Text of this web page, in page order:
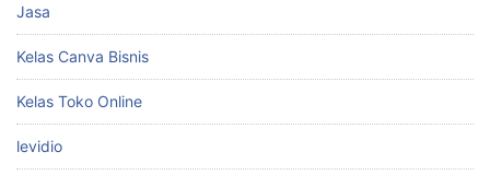
Jasa
Kelas Canva Bisnis
Kelas Toko Online
levidio